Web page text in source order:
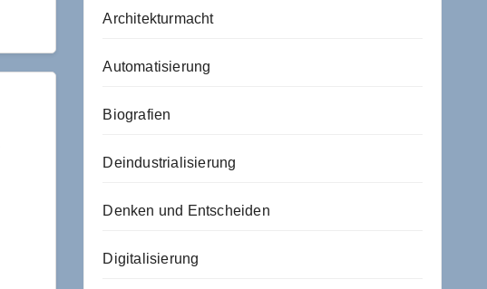
Architekturmacht
Automatisierung
Biografien
Deindustrialisierung
Denken und Entscheiden
Digitalisierung